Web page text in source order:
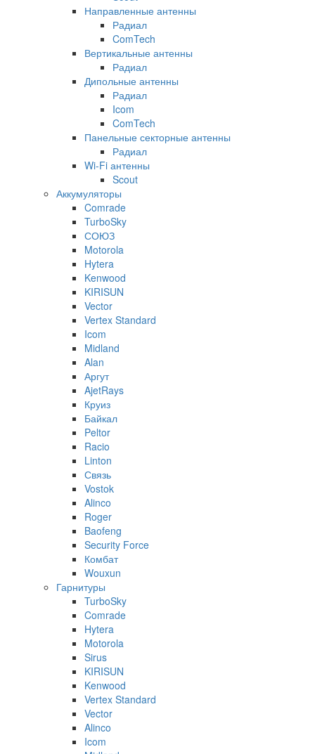
Направленные антенны
Радиал
ComTech
Вертикальные антенны
Радиал
Дипольные антенны
Радиал
Icom
ComTech
Панельные секторные антенны
Радиал
Wi-Fi антенны
Scout
Аккумуляторы
Comrade
TurboSky
СОЮЗ
Motorola
Hytera
Kenwood
KIRISUN
Vector
Vertex Standard
Icom
Midland
Alan
Аргут
AjetRays
Круиз
Байкал
Peltor
Racio
Linton
Связь
Vostok
Alinco
Roger
Baofeng
Security Force
Комбат
Wouxun
Гарнитуры
TurboSky
Comrade
Hytera
Motorola
Sirus
KIRISUN
Kenwood
Vertex Standard
Vector
Alinco
Icom